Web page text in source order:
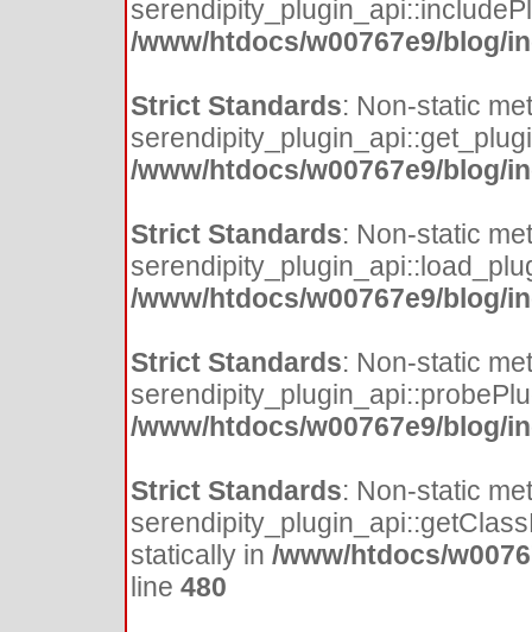
/www/htdocs/w00767e9/blog/
Strict Standards: Non-static
/www/htdocs/w00767e9/blog/
Strict Standards: Non-static
/www/htdocs/w00767e9/blog/
Strict Standards: Non-static
/www/htdocs/w00767e9/blog/
Strict Standards: Non-static
statically in /www/htdocs/
line 480